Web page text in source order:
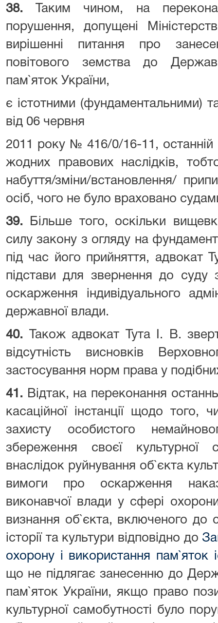
38.
Таким чином, на
порушення, допущені
вирішенні питання про
повітового земства до
пам`яток України,
є істотними (фундаментальними)
від 06 червня
2011 року № 416/0/16-11,
жодних правових наслідків,
набуття/зміни/встановлення/
осіб, чого не було враховано
39.
Більше того, оскільки
силу закону з огляду на
під час його прийняття, адвокат
підстави для звернення до
оскарження індивідуального
державної влади.
40.
Також адвокат Тута І. В.
відсутність висновків
застосування норм права у
41. Відтак, на переконання
касаційної інстанції щодо
захисту особистого
збереження своєї культурної
внаслідок руйнування об`єкта
вимоги про оскарження
виконавчої влади у сфері
визнання об`єкта, включеного до
історії та культури відповідно до
охорону і використання пам`яток
що не підлягає занесенню до
пам`яток України, якщо право
культурної самобутності було